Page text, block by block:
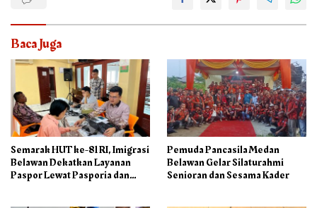
Baca Juga
Semarak HUT ke-81 RI, Imigrasi
Belawan Dekatkan Layanan
Paspor Lewat Pasporia dan
Pemuda Pancasila Medan
Belawan Gelar Silaturahmi
Senioran dan Sesama Kader